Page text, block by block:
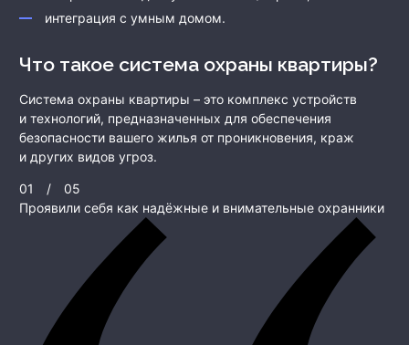
интеграция с умным домом.
Что такое система охраны квартиры?
Система охраны квартиры – это комплекс устройств
и технологий, предназначенных для обеспечения
безопасности вашего жилья от проникновения, краж
и других видов угроз.
01 /
05
Проявили себя как надёжные и внимательные охранники